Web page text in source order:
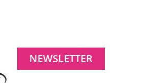
NEWSLETTER